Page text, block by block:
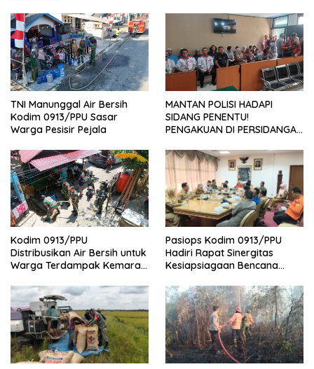
TNI Manunggal Air Bersih
Kodim 0913/PPU Sasar
Warga Pesisir Pejala
MANTAN POLISI HADAPI
SIDANG PENENTU!
PENGAKUAN DI PERSIDANGAN
JADI PERHATIAN NASIONAL
Kodim 0913/PPU
Distribusikan Air Bersih untuk
Warga Terdampak Kemarau
Pasiops Kodim 0913/PPU
Hadiri Rapat Sinergitas
Kesiapsiagaan Bencana